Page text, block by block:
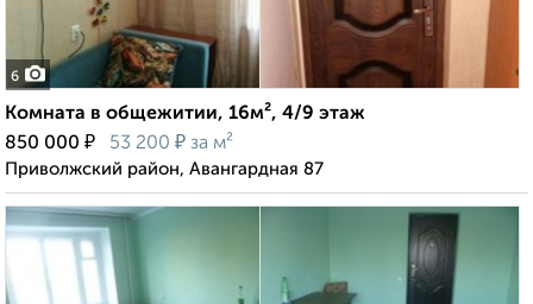
6
Комната в общежитии, 16м², 4/9 этаж
850 000 ₽ 53 200 ₽ за м²
Приволжский район, Авангардная 87